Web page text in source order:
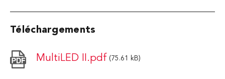
Téléchargements
MultiLED II.pdf (75.61 kB)